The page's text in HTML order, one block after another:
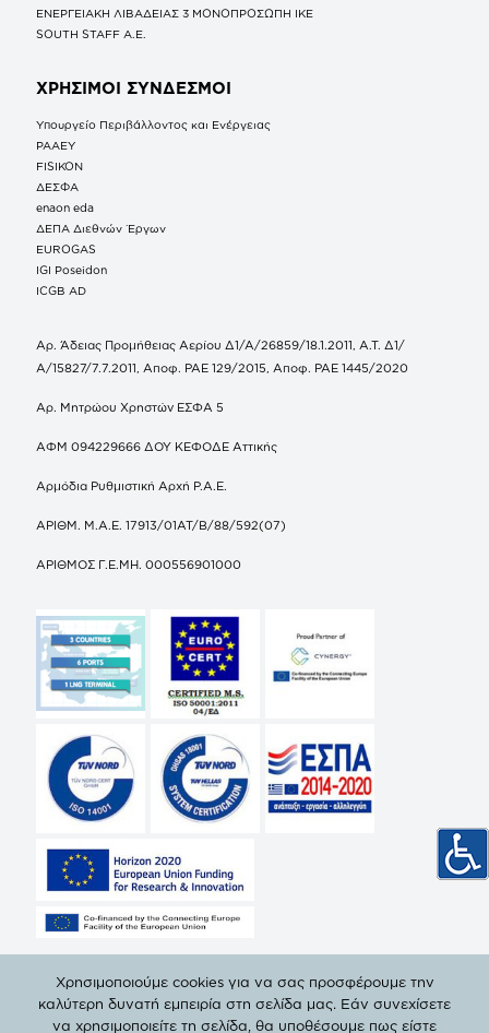
ΕΝΕΡΓΕΙΑΚΗ ΛΙΒΑΔΕΙΑΣ 3 ΜΟΝΟΠΡΟΣΩΠΗ ΙΚΕ
SOUTH STAFF Α.Ε.
ΧΡΗΣΙΜΟΙ ΣΥΝΔΕΣΜΟΙ
Υπουργείο Περιβάλλοντος και Ενέργειας
ΡΑΑΕΥ
FISIKON
ΔΕΣΦΑ
enaon eda
ΔΕΠΑ Διεθνών Έργων
EUROGAS
IGI Poseidon
ICGB AD
Αρ. Άδειας Προμήθειας Αερίου Δ1/Α/26859/18.1.2011, Α.Τ. Δ1/
Α/15827/7.7.2011, Αποφ. ΡΑΕ 129/2015, Αποφ. ΡΑΕ 1445/2020
Αρ. Μητρώου Χρηστών ΕΣΦΑ 5
ΑΦΜ 094229666 ΔΟΥ ΚΕΦΟΔΕ Αττικής
Αρμόδια Ρυθμιστική Αρχή Ρ.Α.Ε.
ΑΡΙΘΜ. Μ.Α.Ε. 17913/01ΑΤ/Β/88/592(07)
ΑΡΙΘΜΟΣ Γ.Ε.ΜΗ. 000556901000
Χρησιμοποιούμε cookies για να σας προσφέρουμε την
καλύτερη δυνατή εμπειρία στη σελίδα μας. Εάν συνεχίσετε
να χρησιμοποιείτε τη σελίδα, θα υποθέσουμε πως είστε